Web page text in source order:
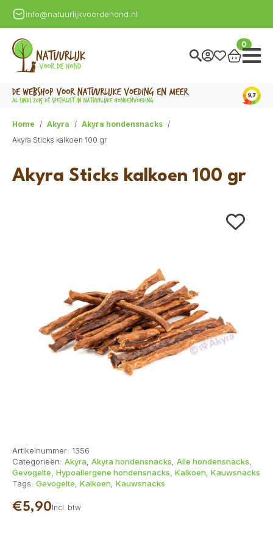
info@natuurlijkvoordehond.nl
0
Home Akyra
Akyra hondensnacks
Akyra Sticks kalkoen 100 gr
Akyra Sticks kalkoen 100 gr
Artikelnummer: 1356
Categorieën: Akyra, Akyra hondensnacks, Alle hondensnacks,
Gevogelte, Hypoallergene hondensnacks, Kalkoen, Kauwsnacks
Tags: Gevogelte, Kalkoen, Kauwsnacks
€5,90Incl. btw